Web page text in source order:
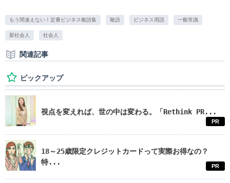
もう間違えない！定番ビジネス敬語集 敬語 ビジネス用語 一般常識
新社会人 社会人
関連記事
ピックアップ
視点を変えれば、世の中は変わる。「Rethink PR...
PR
18～25歳限定クレジットカードって実際お得なの？
特...
PR